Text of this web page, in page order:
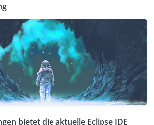
bietet die aktuelle Eclipse IDE